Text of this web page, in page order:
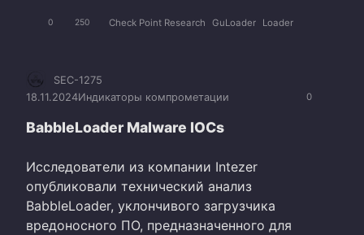
0 250 Check Point Research GuLoader Loader
0
SEC-1275
18.11.2024Индикаторы компрометации
BabbleLoader Malware IOCs
Исследователи из компании Intezer
опубликовали технический анализ
BabbleLoader, уклончивого загрузчика
вредоносного ПО, предназначенного для